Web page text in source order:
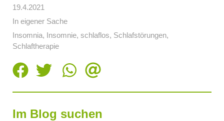
19.4.2021
In eigener Sache
Insomnia, Insomnie, schlaflos, Schlafstörungen,
Schlaftherapie
Im Blog suchen